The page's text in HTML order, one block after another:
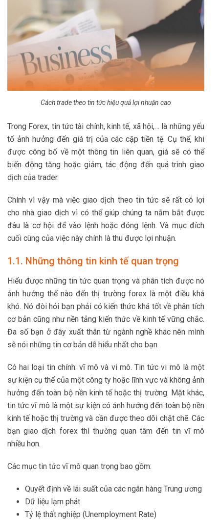
Cách trade theo tin tức hiệu quả lợi nhuận cao
Trong Forex, tin tức tài chính, kinh tế, xã hội,… là những yếu
tố ảnh hưởng đến giá trị của các cặp tiền tệ. Cụ thể, khi
được công bố về một thông tin liên quan, giá sẽ có thể
biến động tăng hoặc giảm, tác động đến quá trình giao
dịch của trader.
Chính vì vậy mà việc giao dịch theo tin tức sẽ rất có lợi
cho nhà giao dịch vì có thể giúp chúng ta nắm bắt được
đâu là cơ hội để vào lệnh hoặc đóng lệnh. Và mục đích
cuối cùng của việc này chính là thu được lợi nhuận.
1.1. Những thông tin kinh tế quan trọng
Hiểu được những tin tức quan trọng và phân tích được nó
ảnh hưởng thế nào đến thị trường forex là một điều khá
khó. Nó đòi hỏi bạn phải có kiến thức khá tốt về phân tích
cơ bản cũng như nền tảng kiến thức về kinh tế vững chắc.
Đa số bạn ở đây xuất thân từ ngành nghề khác nên mình
sẽ nói những tin cơ bản dễ hiểu nhất cho bạn .
Có hai loại tin chính: vĩ mô và vi mô. Tin tức vi mô là một
sự kiện cụ thể của một công ty hoặc lĩnh vực và không ảnh
hưởng đến toàn bộ nền kinh tế hoặc thị trường. Mặt khác,
tin tức vĩ mô là một sự kiện có ảnh hưởng đến toàn bộ nền
kinh tế hoặc thị trường và cần được theo dõi chặt chẽ. Các
bạn giao dịch forex thì thường quan tâm đến tin vĩ mô
nhiều hơn.
Các mục tin tức vĩ mô quan trọng bao gồm:
Quyết định về lãi suất của các ngân hàng Trung ương
Dữ liệu lạm phát
Tỷ lệ thất nghiệp (Unemployment Rate)